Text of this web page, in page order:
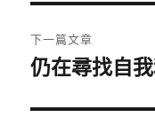
覽
篇
文
章:
下一篇文章
下
篇
仍在尋找自